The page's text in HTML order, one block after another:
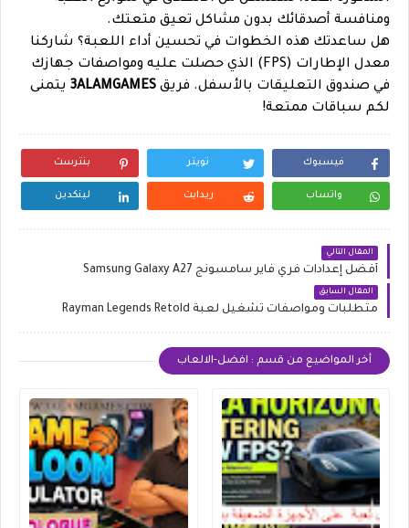
ومنافسة أصدقائك بدون مشاكل تعيق متعتك.
هل ساعدتك هذه الخطوات في تحسين أداء اللعبة؟ شاركنا
معدل الإطارات (FPS) الذي حصلت عليه ومواصفات جهازك
في صندوق التعليقات بالأسفل. فريق 3ALAMGAMES يتمنى
لكم سباقات ممتعة!
فيسبوك تويتر بنترست
واتساب ريدايت لينكدين
المقال التالي
أفضل إعدادات فري فاير سامسونج Samsung Galaxy A27
المقال السابق
متطلبات ومواصفات تشغيل لعبة Rayman Legends Retold
أخر المواضيع من قسم : افضل-الالعاب